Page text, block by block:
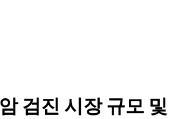
검진 시장 규모 및